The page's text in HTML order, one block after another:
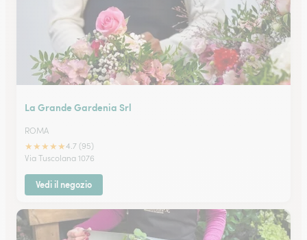
La Grande Gardenia Srl
ROMA
★★★★★4.7 (95)
Via Tuscolana 1076
Vedi il negozio